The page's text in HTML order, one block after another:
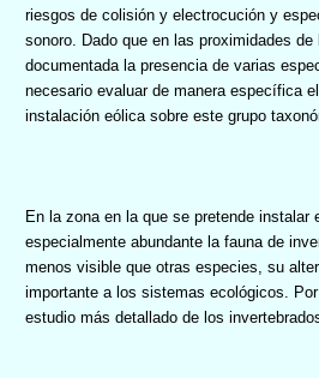
riesgos de colisión y electrocución y
sonoro. Dado que en las proximidades
documentada la presencia de varias
necesario evaluar de manera específica
instalación eólica sobre este grupo
En la zona en la que se pretende instalar
especialmente abundante la fauna de
menos visible que otras especies, su
importante a los sistemas ecológicos.
estudio más detallado de los